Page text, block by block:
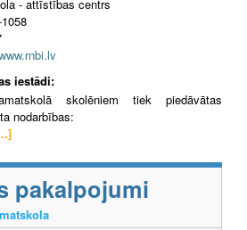
- attīstības centrs
iestādi:
skolēniem tiek piedāvātas
nodarbības:
pakalpojumi